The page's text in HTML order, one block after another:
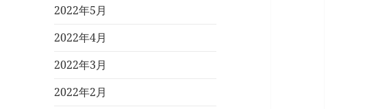
2022年5月
2022年4月
2022年3月
2022年2月